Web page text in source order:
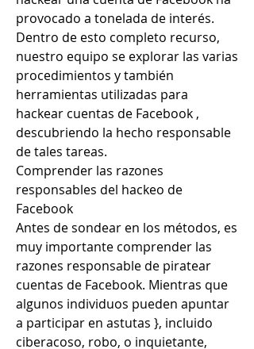
provocado a tonelada de interés.
Dentro de esto completo recurso,
nuestro equipo se explorar las varias
procedimientos y también
herramientas utilizadas para
hackear cuentas de Facebook ,
descubriendo la hecho responsable
de tales tareas.
Comprender las razones
responsables del hackeo de
Facebook
Antes de sondear en los métodos, es
muy importante comprender las
razones responsable de piratear
cuentas de Facebook. Mientras que
algunos individuos pueden apuntar
a participar en astutas }, incluido
ciberacoso, robo, o inquietante,